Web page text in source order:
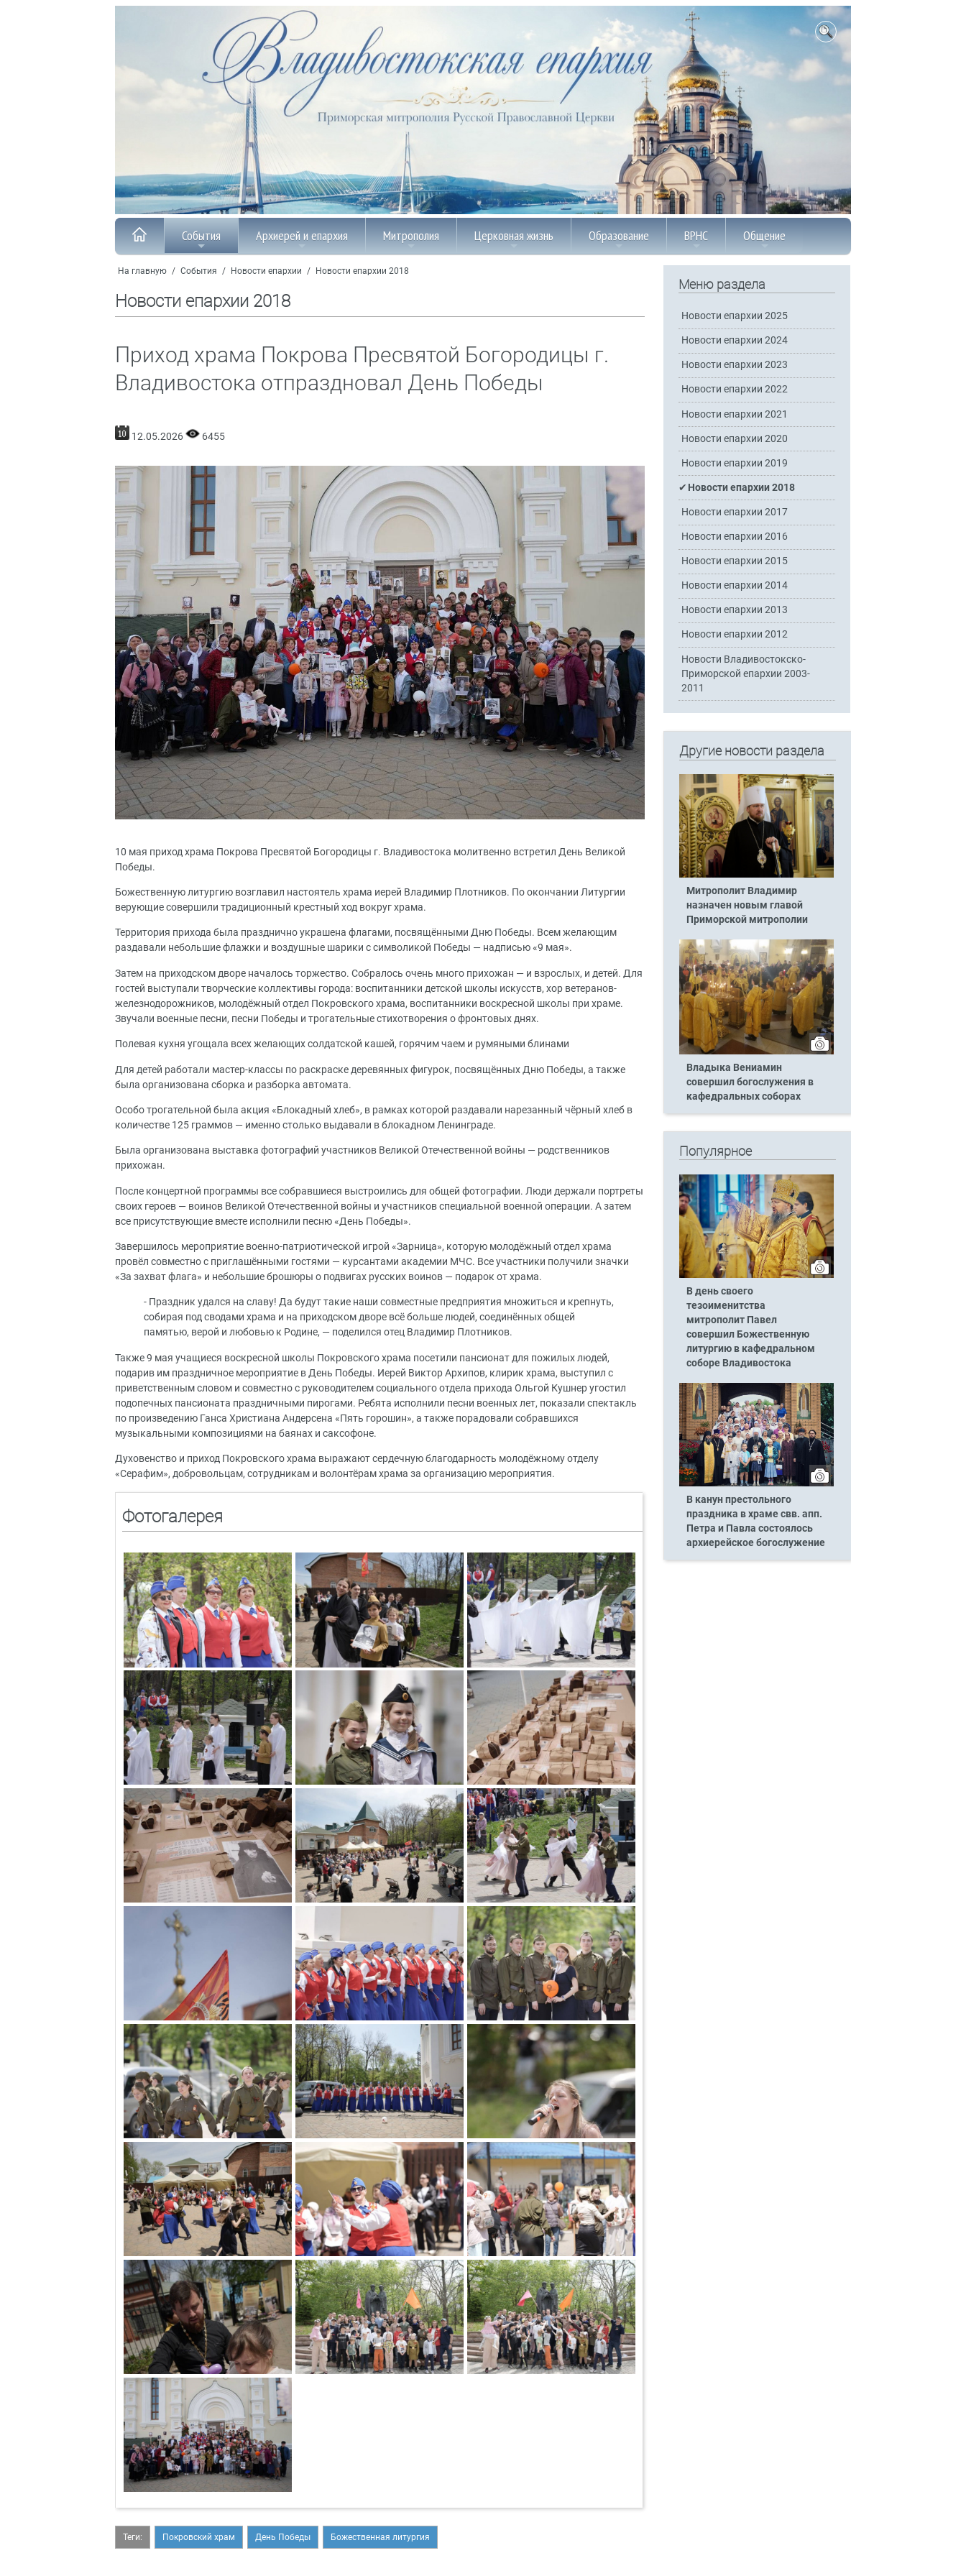
События Архиерей и епархия Митрополия Церковная жизнь Образование ВРНС Общение
На главную / События / Новости епархии / Новости епархии 2018
Новости епархии 2018
Приход храма Покрова Пресвятой Богородицы г.
Владивостока отпраздновал День Победы
12.05.2026 6455
10 мая приход храма Покрова Пресвятой Богородицы г. Владивостока молитвенно встретил День Великой
Победы.
Божественную литургию возглавил настоятель храма иерей Владимир Плотников. По окончании Литургии
верующие совершили традиционный крестный ход вокруг храма.
Территория прихода была празднично украшена флагами, посвящёнными Дню Победы. Всем желающим
раздавали небольшие флажки и воздушные шарики с символикой Победы — надписью «9 мая».
Затем на приходском дворе началось торжество. Собралось очень много прихожан — и взрослых, и детей. Для
гостей выступали творческие коллективы города: воспитанники детской школы искусств, хор ветеранов-
железнодорожников, молодёжный отдел Покровского храма, воспитанники воскресной школы при храме.
Звучали военные песни, песни Победы и трогательные стихотворения о фронтовых днях.
Полевая кухня угощала всех желающих солдатской кашей, горячим чаем и румяными блинами
Для детей работали мастер-классы по раскраске деревянных фигурок, посвящённых Дню Победы, а также
была организована сборка и разборка автомата.
Особо трогательной была акция «Блокадный хлеб», в рамках которой раздавали нарезанный чёрный хлеб в
количестве 125 граммов — именно столько выдавали в блокадном Ленинграде.
Была организована выставка фотографий участников Великой Отечественной войны — родственников
прихожан.
После концертной программы все собравшиеся выстроились для общей фотографии. Люди держали портреты
своих героев — воинов Великой Отечественной войны и участников специальной военной операции. А затем
все присутствующие вместе исполнили песню «День Победы».
Завершилось мероприятие военно-патриотической игрой «Зарница», которую молодёжный отдел храма
провёл совместно с приглашёнными гостями — курсантами академии МЧС. Все участники получили значки
«За захват флага» и небольшие брошюры о подвигах русских воинов — подарок от храма.
- Праздник удался на славу! Да будут такие наши совместные предприятия множиться и крепнуть,
собирая под сводами храма и на приходском дворе всё больше людей, соединённых общей
памятью, верой и любовью к Родине, — поделился отец Владимир Плотников.
Также 9 мая учащиеся воскресной школы Покровского храма посетили пансионат для пожилых людей,
подарив им праздничное мероприятие в День Победы. Иерей Виктор Архипов, клирик храма, выступил с
приветственным словом и совместно с руководителем социального отдела прихода Ольгой Кушнер угостил
подопечных пансионата праздничными пирогами. Ребята исполнили песни военных лет, показали спектакль
по произведению Ганса Христиана Андерсена «Пять горошин», а также порадовали собравшихся
музыкальными композициями на баянах и саксофоне.
Духовенство и приход Покровского храма выражают сердечную благодарность молодёжному отделу
«Серафим», добровольцам, сотрудникам и волонтёрам храма за организацию мероприятия.
Фотогалерея
Теги: Покровский храм День Победы Божественная литургия
Меню раздела
Новости епархии 2025
Новости епархии 2024
Новости епархии 2023
Новости епархии 2022
Новости епархии 2021
Новости епархии 2020
Новости епархии 2019
Новости епархии 2018
Новости епархии 2017
Новости епархии 2016
Новости епархии 2015
Новости епархии 2014
Новости епархии 2013
Новости епархии 2012
Новости Владивостокско-
Приморской епархии 2003-
2011
Другие новости раздела
Митрополит Владимир
назначен новым главой
Приморской митрополии
Владыка Вениамин
совершил богослужения в
кафедральных соборах
Популярное
В день своего
тезоименитства
митрополит Павел
совершил Божественную
литургию в кафедральном
соборе Владивостока
В канун престольного
праздника в храме свв. апп.
Петра и Павла состоялось
архиерейское богослужение